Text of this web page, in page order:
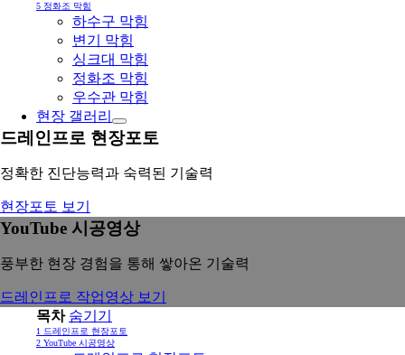
5 정화조 막힘
하수구 막힘
변기 막힘
싱크대 막힘
정화조 막힘
우수관 막힘
현장 갤러리
드레인프로 현장포토
정확한 진단능력과 숙력된 기술력
현장포토 보기
YouTube 시공영상
풍부한 현장 경험을 통해 쌓아온 기술력
드레인프로 작업영상 보기
목차 숨기기
1 드레인프로 현장포토
2 YouTube 시공영상